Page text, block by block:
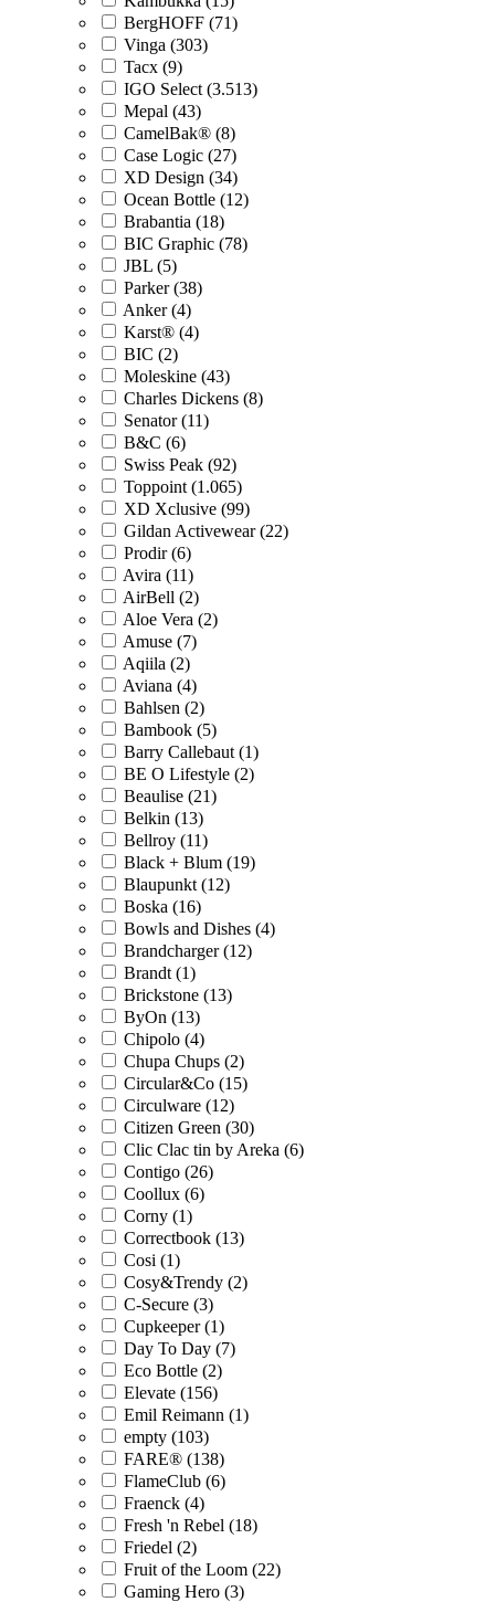
BergHOFF (71)
Vinga (303)
Tacx (9)
IGO Select (3.513)
Mepal (43)
CamelBak® (8)
Case Logic (27)
XD Design (34)
Ocean Bottle (12)
Brabantia (18)
BIC Graphic (78)
JBL (5)
Parker (38)
Anker (4)
Karst® (4)
BIC (2)
Moleskine (43)
Charles Dickens (8)
Senator (11)
B&C (6)
Swiss Peak (92)
Toppoint (1.065)
XD Xclusive (99)
Gildan Activewear (22)
Prodir (6)
Avira (11)
AirBell (2)
Aloe Vera (2)
Amuse (7)
Aqiila (2)
Aviana (4)
Bahlsen (2)
Bambook (5)
Barry Callebaut (1)
BE O Lifestyle (2)
Beaulise (21)
Belkin (13)
Bellroy (11)
Black + Blum (19)
Blaupunkt (12)
Boska (16)
Bowls and Dishes (4)
Brandcharger (12)
Brandt (1)
Brickstone (13)
ByOn (13)
Chipolo (4)
Chupa Chups (2)
Circular&Co (15)
Circulware (12)
Citizen Green (30)
Clic Clac tin by Areka (6)
Contigo (26)
Coollux (6)
Corny (1)
Correctbook (13)
Cosi (1)
Cosy&Trendy (2)
C-Secure (3)
Cupkeeper (1)
Day To Day (7)
Eco Bottle (2)
Elevate (156)
Emil Reimann (1)
empty (103)
FARE® (138)
FlameClub (6)
Fraenck (4)
Fresh 'n Rebel (18)
Friedel (2)
Fruit of the Loom (22)
Gaming Hero (3)